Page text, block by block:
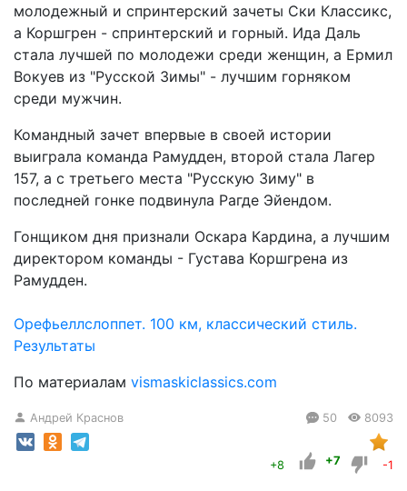
молодежный и спринтерский зачеты Ски Классикс,
а Коршгрен - спринтерский и горный. Ида Даль
стала лучшей по молодежи среди женщин, а Ермил
Вокуев из "Русской Зимы" - лучшим горняком
среди мужчин.
Командный зачет впервые в своей истории
выиграла команда Рамудден, второй стала Лагер
157, а с третьего места "Русскую Зиму" в
последней гонке подвинула Рагде Эйендом.
Гонщиком дня признали Оскара Кардина, а лучшим
директором команды - Густава Коршгрена из
Рамудден.
Орефьеллслоппет. 100 км, классический стиль.
Результаты
По материалам vismaskiclassics.com
Андрей Краснов 50 8093
+8 +7 -1